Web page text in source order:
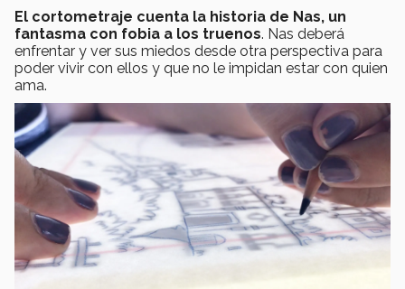
El cortometraje cuenta la historia de Nas, un
fantasma con fobia a los truenos. Nas deberá
enfrentar y ver sus miedos desde otra perspectiva para
poder vivir con ellos y que no le impidan estar con quien
ama.